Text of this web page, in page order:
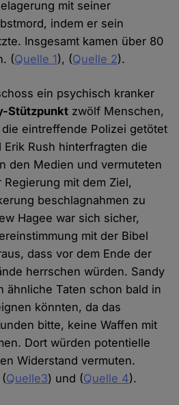
mit seiner
indem er sein
Insgesamt kamen über 80
(Quelle 1), (Quelle 2).
ein psychisch kranker
Stützpunkt zwölf Menschen,
eintreffende Polizei getötet
Rush hinterfragten die
den Medien und vermuteten
mit dem Ziel,
beschlagnahmen zu
Hagee war sich sicher,
mit der Bibel
dass vor dem Ende der
herrschen würden. Sandy
ähnliche Taten schon bald in
könnten, da das
bitte, keine Waffen mit
Dort würden potentielle
Widerstand vermuten.
Quelle3) und (Quelle 4).